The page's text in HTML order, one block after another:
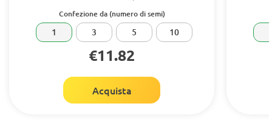
Confezione da (numero di semi)
1 3 5 10
€11.82
Acquista